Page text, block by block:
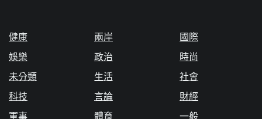
健康
娛樂
未分類
科技
軍事
兩岸
政治
生活
言論
體育
國際
時尚
社會
財經
一般